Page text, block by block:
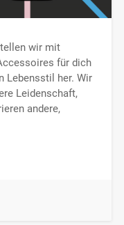
wir mit
für dich
Lebensstil her. Wir
Leidenschaft,
andere,